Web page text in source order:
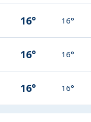
16° 16°
16° 16°
16° 16°